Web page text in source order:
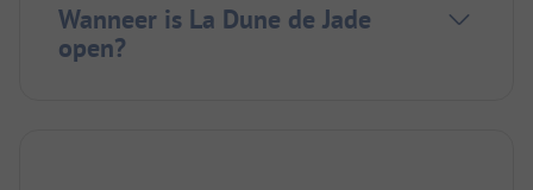
Wanneer is La Dune de Jade
open?